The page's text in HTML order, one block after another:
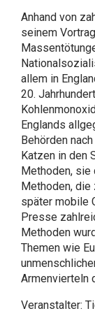
Anhand von
seinem
allem in
20.
Englands
Behörden
Katzen in den
Methoden, sie
Methoden, die
später mobile
Presse
Methoden
Themen wie
Armenvierteln
Veranstalter: